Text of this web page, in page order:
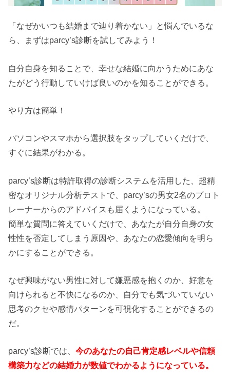
「なぜかいつも結婚まで辿り着かない」と悩んでいるな
ら、まずはparcy’s診断を試してみよう！
自分自身を知ることで、幸せな結婚に向かうためにあな
たがどう行動していけば良いのかを知ることができる。
やり方は簡単！
パソコンやスマホから選択肢をタップしていくだけで、
すぐに結果がわかる。
parcy’s診断は特許取得の診断システムを活用した、超精
密なオリジナル分析テストで、parcy’sの男女2名のプロト
レーナーからのアドバイスも届くようになっている。
簡単な質問に答えていくだけで、あなたが自分自身の女
性性を否定してしまう原因や、あなたの恋愛傾向を明ら
かにすることができる。
なぜ興味がない男性に対して嫌悪感を抱くのか、好意を
向けられると不快になるのか、自分でも気づいていない
思考のクセや感情パターンを可視化することができるの
だ。
parcy’s診断では、今のあなたの自己肯定感レベルや信頼
構築力などの結婚力が数値でわかるようになっている。